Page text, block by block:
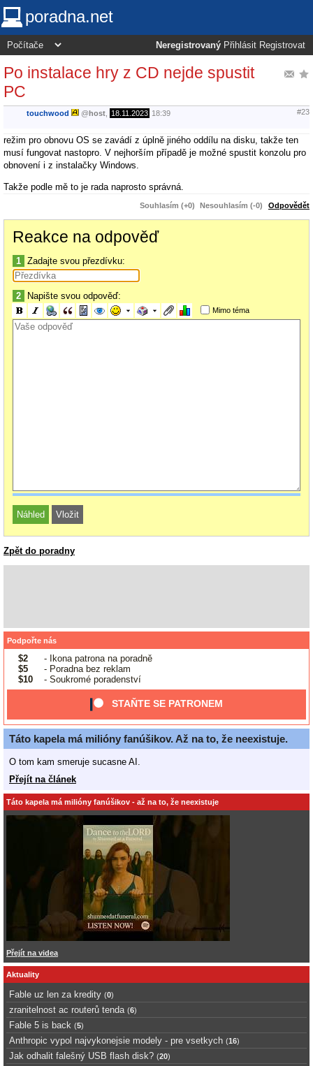
poradna.net
Neregistrovaný Přihlásit Registrovat
Po instalace hry z CD nejde spustit
PC
touchwood @host 18.11.2023 18:39 #23
režim pro obnovu OS se zavádí z úplně jiného oddílu na disku, takže ten
musí fungovat nastopro. V nejhorším případě je možné spustit konzolu pro
obnovení i z instalačky Windows.
Takže podle mě to je rada naprosto správná.
Souhlasím (+0) Nesouhlasím (-0) Odpovědět
Reakce na odpověď
1 Zadajte svou přezdívku:
2 Napište svou odpověď:
Mimo téma
Zpět do poradny
Podpořte nás
$2
- Ikona patrona na poradně
$5
- Poradna bez reklam
$10
- Soukromé poradenství
STAŇTE SE PATRONEM
Táto kapela má milióny fanúšikov. Až na to, že neexistuje.
O tom kam smeruje sucasne AI.
Přejít na článek
Táto kapela má milióny fanúšikov - až na to, že neexistuje
Přejít na videa
Aktuality
Fable uz len za kredity (0)
zranitelnost ac routerů tenda (6)
Fable 5 is back (5)
Anthropic vypol najvykonejsie modely - pre vsetkych (16)
Jak odhalit falešný USB flash disk? (20)